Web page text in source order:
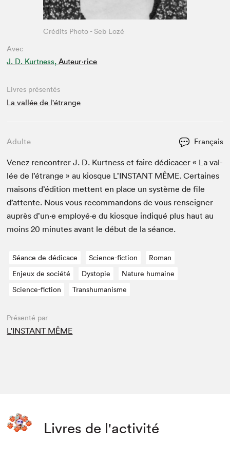
Avec
J. D. Kurtness, Auteur·rice
Crédits Photo - Seb Lozé
Livres présentés
La vallée de l'étrange
Adulte Français
Venez ren­con­tr­er J. D. Kurt­ness et faire dédi­cac­er « La val­
lée de l’é­trange » au kiosque L’IN­STANT MÊME. Cer­taines
maisons d’édi­tion met­tent en place un sys­tème de file
d’at­tente. Nous vous recom­man­dons de vous ren­seign­er
auprès d’un·e employé·e du kiosque indiqué plus haut au
moins20 min­utes avant le début de la séance.
Séance de dédicace Science-fiction
Roman
Enjeux de société
Dystopie
Nature humaine
Science-fiction
Transhumanisme
Présenté par
L'INSTANT MÊME
Livres de l'activité